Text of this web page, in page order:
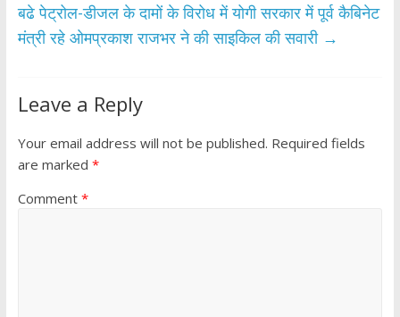
k p
बढे पेट्रोल-डीजल के दामों के विरोध में योगी सरकार में पूर्व कैबिनेट
मंत्री रहे ओमप्रकाश राजभर ने की साइकिल की सवारी →
Leave a Reply
Your email address will not be published. Required fields
are marked *
Comment *